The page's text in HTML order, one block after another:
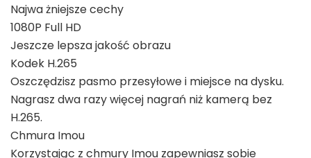
Najwa żniejsze cechy
1080P Full HD
Jeszcze lepsza jakość obrazu
Kodek H.265
Oszczędzisz pasmo przesyłowe i miejsce na dysku.
Nagrasz dwa razy więcej nagrań niż kamerą bez
H.265.
Chmura Imou
Korzystając z chmury Imou zapewniasz sobie